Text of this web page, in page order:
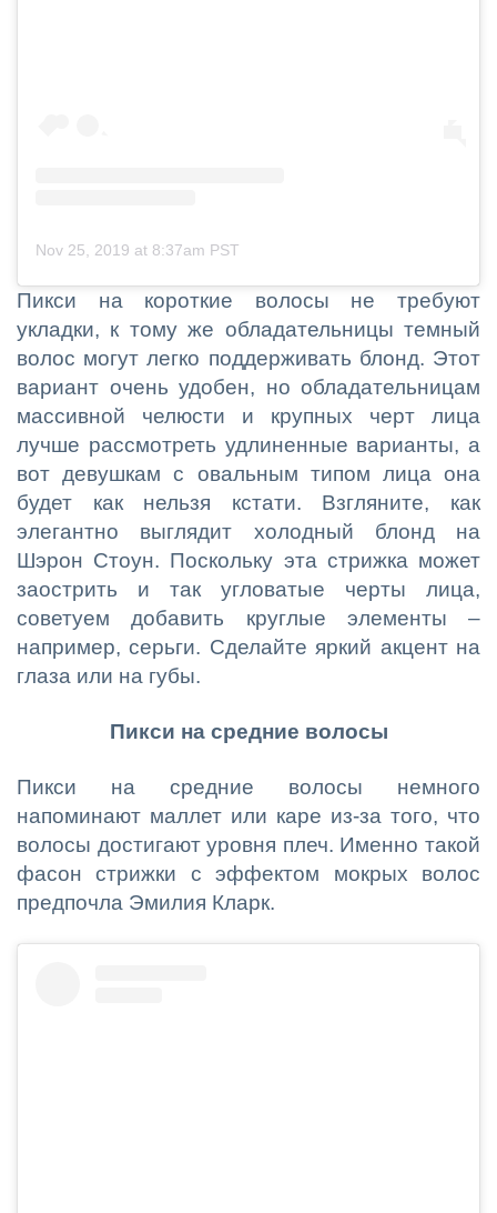
Nov 25, 2019 at 8:37am PST
Пикси на короткие волосы не требуют
укладки, к тому же обладательницы темный
волос могут легко поддерживать блонд. Этот
вариант очень удобен, но обладательницам
массивной челюсти и крупных черт лица
лучше рассмотреть удлиненные варианты, а
вот девушкам с овальным типом лица она
будет как нельзя кстати. Взгляните, как
элегантно выглядит холодный блонд на
Шэрон Стоун. Поскольку эта стрижка может
заострить и так угловатые черты лица,
советуем добавить круглые элементы –
например, серьги. Сделайте яркий акцент на
глаза или на губы.
Пикси на средние волосы
Пикси на средние волосы немного
напоминают маллет или каре из-за того, что
волосы достигают уровня плеч. Именно такой
фасон стрижки с эффектом мокрых волос
предпочла Эмилия Кларк.